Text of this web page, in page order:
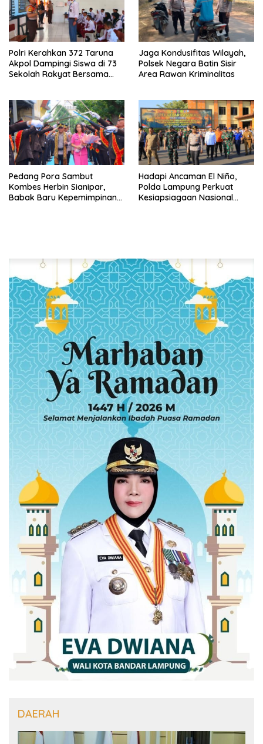
Polri Kerahkan 372 Taruna
Akpol Dampingi Siswa di 73
Sekolah Rakyat Bersama
Jaga Kondusifitas Wilayah,
Polsek Negara Batin Sisir
Area Rawan Kriminalitas
Pedang Pora Sambut
Kombes Herbin Sianipar,
Babak Baru Kepemimpinan
Hadapi Ancaman El Niño,
Polda Lampung Perkuat
Kesiapsiagaan Nasional
DAERAH